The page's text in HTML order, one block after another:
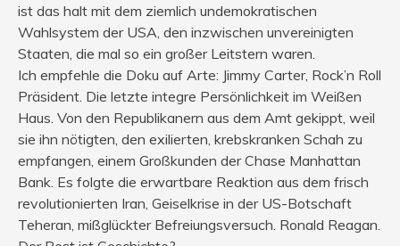
ist das halt mit dem ziemlich undemokratischen
Wahlsystem der USA, den inzwischen unvereinigten
Staaten, die mal so ein großer Leitstern waren.
Ich empfehle die Doku auf Arte: Jimmy Carter, Rock’n Roll
Präsident. Die letzte integre Persönlichkeit im Weißen
Haus. Von den Republikanern aus dem Amt gekippt, weil
sie ihn nötigten, den exilierten, krebskranken Schah zu
empfangen, einem Großkunden der Chase Manhattan
Bank. Es folgte die erwartbare Reaktion aus dem frisch
revolutionierten Iran, Geiselkrise in der US-Botschaft
Teheran, mißglückter Befreiungsversuch. Ronald Reagan.